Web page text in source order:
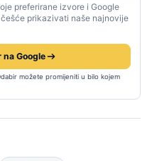
preferirane izvore i Google
prikazivati naše najnovije
na Google
možete promijeniti u bilo kojem